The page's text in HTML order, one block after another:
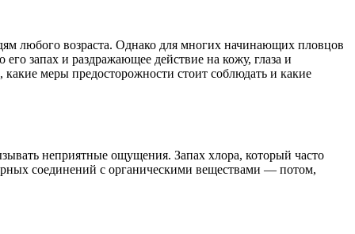
любого возраста. Однако для многих начинающих пловцов
запах и раздражающее действие на кожу, глаза и
меры предосторожности стоит соблюдать и какие
неприятные ощущения. Запах хлора, который часто
соединений с органическими веществами — потом,